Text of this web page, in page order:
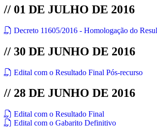
// 01 DE JULHO DE 2016
Decreto 11605/2016 - Homologação do
// 30 DE JUNHO DE 2016
Edital com o Resultado Final Pós-recurso
// 28 DE JUNHO DE 2016
Edital com o Resultado Final
Edital com o Gabarito Definitivo